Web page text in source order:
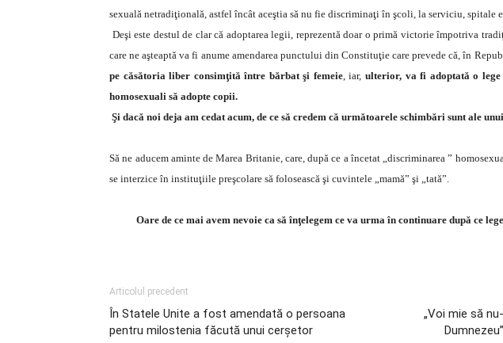
sexuală netradiţională, astfel încât aceştia să nu fie discriminaţi în şcoli, la serviciu, spitale
Deşi este destul de clar că adoptarea legii, reprezentă doar o primă victorie împotriva
care ne aşteaptă va fi anume amendarea punctului din Constituţie care prevede că, în
pe căsătoria liber consimţită între bărbat şi femeie, iar, ulterior, va fi adoptată o
homosexuali să adopte copii.
Şi dacă noi deja am cedat acum, de ce să credem că următoarele schimbări sunt ale
Să ne aducem aminte de Marea Britanie, care, după ce a încetat „discriminarea ”
se interzice în instituţiile preşcolare să folosească şi cuvintele „mamă” şi „tată”.
Oare de ce mai avem nevoie ca să înţelegem ce va urma în continuare după ce
Articolul precedent
În Statele Unite a fost amendată o persoana
pentru milostenia făcută unui cerşetor
„Voi mie să